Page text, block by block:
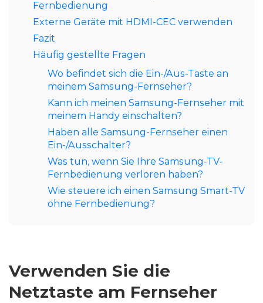
Fernbedienung
Externe Geräte mit HDMI-CEC verwenden
Fazit
Häufig gestellte Fragen
Wo befindet sich die Ein-/Aus-Taste an
meinem Samsung-Fernseher?
Kann ich meinen Samsung-Fernseher mit
meinem Handy einschalten?
Haben alle Samsung-Fernseher einen
Ein-/Ausschalter?
Was tun, wenn Sie Ihre Samsung-TV-
Fernbedienung verloren haben?
Wie steuere ich einen Samsung Smart-TV
ohne Fernbedienung?
Verwenden Sie die
Netztaste am Fernseher